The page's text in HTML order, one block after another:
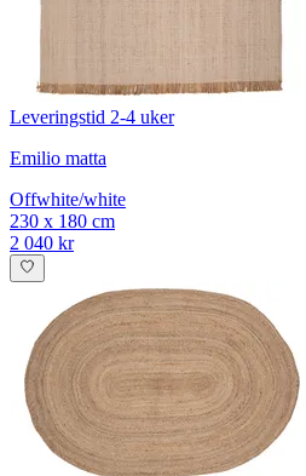
Leveringstid 2-4 uker
Emilio matta
Offwhite/white
230 x 180 cm
2 040 kr